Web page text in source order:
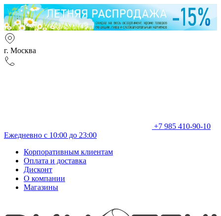
г. Москва
+7 985 410-90-10
Ежедневно с 10:00 до 23:00
Корпоративным клиентам
Оплата и доставка
Дисконт
О компании
Магазины